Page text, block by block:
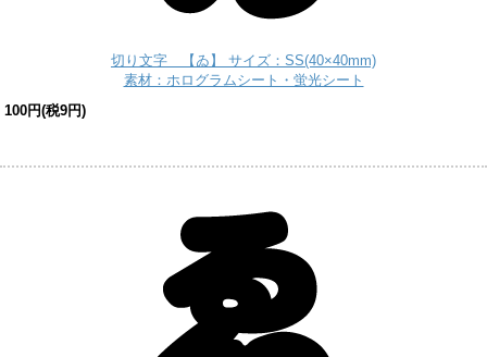
切り文字 【ゐ】 サイズ：SS(40×40mm)
素材：ホログラムシート・蛍光シート
100円(税9円)